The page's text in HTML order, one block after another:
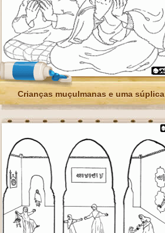
Crianças muçulmanas e uma súplica